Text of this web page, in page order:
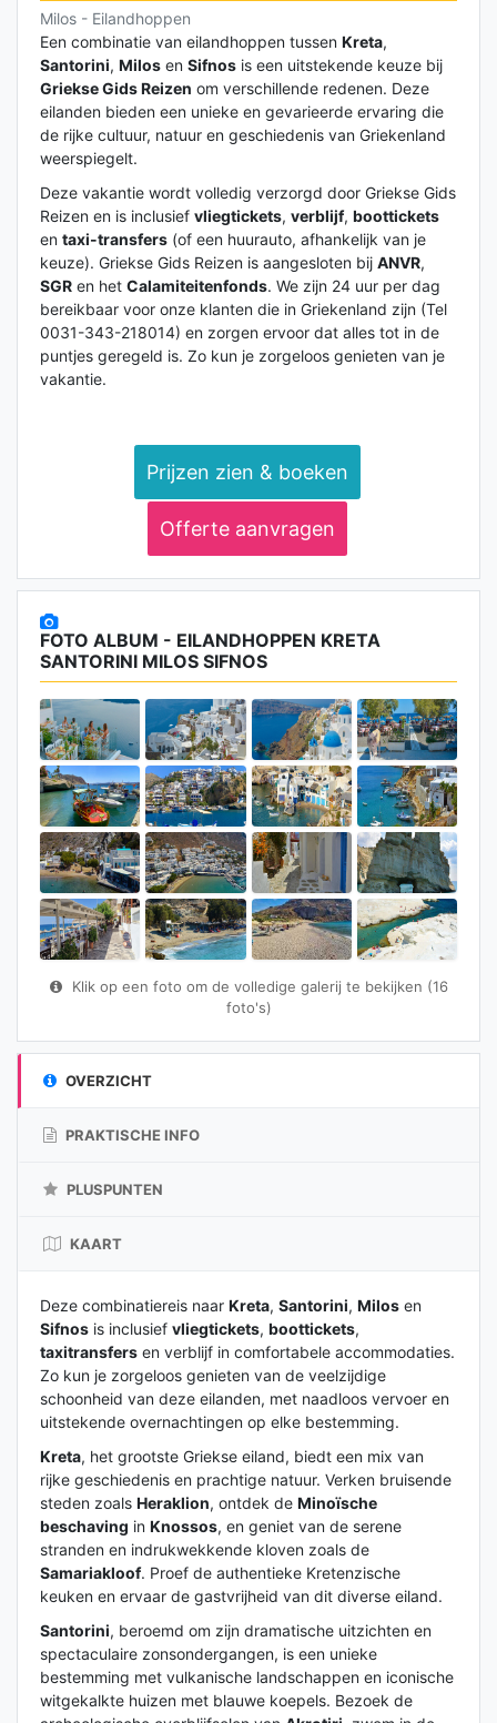
Milos - Eilandhoppen
Een combinatie van eilandhoppen tussen Kreta,
Santorini, Milos en Sifnos is een uitstekende keuze bij
Griekse Gids Reizen om verschillende redenen. Deze
eilanden bieden een unieke en gevarieerde ervaring die
de rijke cultuur, natuur en geschiedenis van Griekenland
weerspiegelt.
Deze vakantie wordt volledig verzorgd door Griekse Gids
Reizen en is inclusief vliegtickets, verblijf, boottickets
en taxi-transfers (of een huurauto, afhankelijk van je
keuze). Griekse Gids Reizen is aangesloten bij ANVR,
SGR en het Calamiteitenfonds. We zijn 24 uur per dag
bereikbaar voor onze klanten die in Griekenland zijn (Tel
0031-343-218014) en zorgen ervoor dat alles tot in de
puntjes geregeld is. Zo kun je zorgeloos genieten van je
vakantie.
Prijzen zien & boeken
Offerte aanvragen
FOTO ALBUM - EILANDHOPPEN KRETA
SANTORINI MILOS SIFNOS
Klik op een foto om de volledige galerij te bekijken (16
foto's)
OVERZICHT
PRAKTISCHE INFO
PLUSPUNTEN
KAART
Deze combinatiereis naar Kreta, Santorini, Milos en
Sifnos is inclusief vliegtickets, boottickets,
taxitransfers en verblijf in comfortabele accommodaties.
Zo kun je zorgeloos genieten van de veelzijdige
schoonheid van deze eilanden, met naadloos vervoer en
uitstekende overnachtingen op elke bestemming.
Kreta, het grootste Griekse eiland, biedt een mix van
rijke geschiedenis en prachtige natuur. Verken bruisende
steden zoals Heraklion, ontdek de Minoïsche
beschaving in Knossos, en geniet van de serene
stranden en indrukwekkende kloven zoals de
Samariakloof. Proef de authentieke Kretenzische
keuken en ervaar de gastvrijheid van dit diverse eiland.
Santorini, beroemd om zijn dramatische uitzichten en
spectaculaire zonsondergangen, is een unieke
bestemming met vulkanische landschappen en iconische
witgekalkte huizen met blauwe koepels. Bezoek de